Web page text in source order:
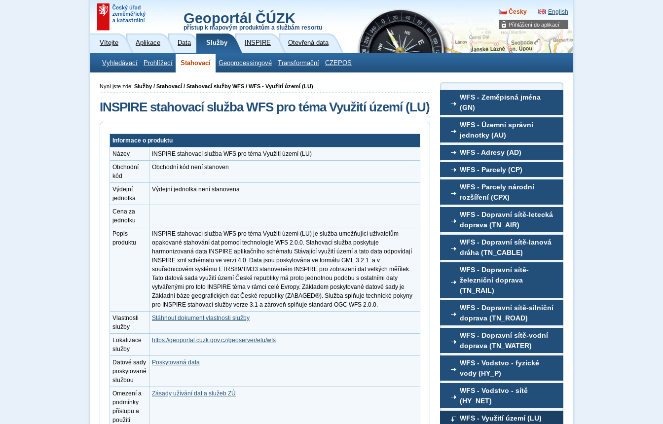
Přihlášení do aplikací
Geoportál ČÚZK
přístup k mapovým produktům a službám resortu
Česky English
Vítejte Aplikace Data Služby INSPIRE Otevřená data
Vyhledávací Prohlížecí Stahovací Geoprocessingové Transformační CZEPOS
WFS - Zeměpisná jména
(GN)
WFS - Územní správní
jednotky (AU)
WFS - Adresy (AD)
WFS - Parcely (CP)
WFS - Parcely národní
rozšíření (CPX)
WFS - Dopravní sítě-letecká
doprava (TN_AIR)
WFS - Dopravní sítě-lanová
dráha (TN_CABLE)
WFS - Dopravní sítě-
železniční doprava
(TN_RAIL)
WFS - Dopravní sítě-silniční
doprava (TN_ROAD)
WFS - Dopravní sítě-vodní
doprava (TN_WATER)
WFS - Vodstvo - fyzické
vody (HY_P)
WFS - Vodstvo - sítě
(HY_NET)
WFS - Využití území (LU)
Nyní jste zde: Služby / Stahovací / Stahovací služby WFS / WFS - Využití území (LU)
INSPIRE stahovací služba WFS pro téma Využití území (LU)
Informace o produktu
Název
INSPIRE stahovací služba WFS pro téma Využití území (LU)
Obchodní
kód
Obchodní kód není stanoven
Výdejní
jednotka
Výdejní jednotka není stanovena
Cena za
jednotku
Popis
produktu
INSPIRE stahovací služba WFS pro téma Využití území (LU) je služba umožňující uživatelům
opakované stahování dat pomocí technologie WFS 2.0.0. Stahovací služba poskytuje
harmonizovaná data INSPIRE aplikačního schématu Stávající využití území a tato data odpovídají
INSPIRE xml schématu ve verzi 4.0. Data jsou poskytována ve formátu GML 3.2.1. a v
souřadnicovém systému ETRS89/TM33 stanoveném INSPIRE pro zobrazení dat velkých měřítek.
Tato datová sada využití území České republiky má proto jednotnou podobu s ostatními daty
vytvářenými pro toto INSPIRE téma v rámci celé Evropy. Základem poskytované datové sady je
Základní báze geografických dat České republiky (ZABAGED®). Služba splňuje technické pokyny
pro INSPIRE stahovací služby verze 3.1 a zároveň splňuje standard OGC WFS 2.0.0.
Vlastnosti
služby
Stáhnout dokument vlastnosti služby
Lokalizace
služby
https://geoportal.cuzk.gov.cz/geoserver/elu/wfs
Datové sady
poskytované
službou
Poskytovaná data
Omezení a
podmínky
přístupu a
použití
Zásady užívání dat a služeb ZÚ